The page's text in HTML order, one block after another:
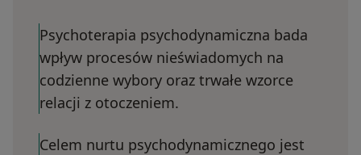
Psychoterapia psychodynamiczna bada
wpływ procesów nieświadomych na
codzienne wybory oraz trwałe wzorce
relacji z otoczeniem.
Celem nurtu psychodynamicznego jest